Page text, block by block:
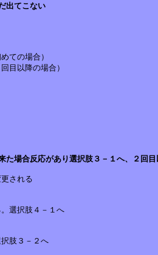
出てこない
の場合）
降の場合）
た場合反応があり選択肢３－１へ、２回
Ｍが変更される
行
択肢４－１へ
む
選択肢３－２へ